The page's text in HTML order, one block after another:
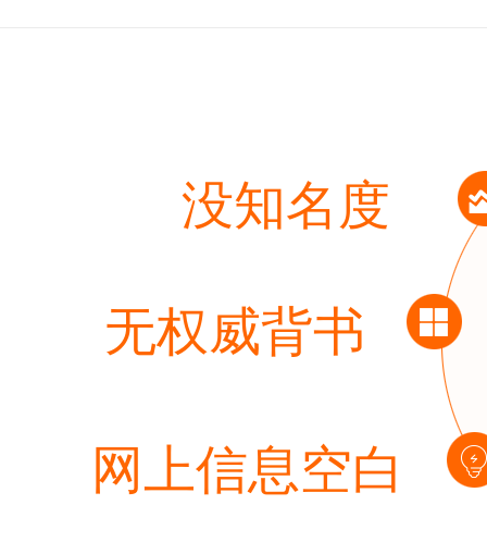
没知名度
无权威背书
网上信息空白